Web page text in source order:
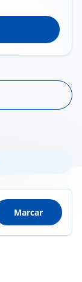
Marcar